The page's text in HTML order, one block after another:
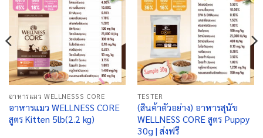
อาหารแมว WELLNESSS CORE
อาหารแมว WELLNESS CORE
สูตร Kitten 5lb(2.2 kg)
TESTER
(สินค้าตัวอย่าง) อาหารสุนัข
WELLNESS CORE สูตร Puppy
30g | ส่งฟรี